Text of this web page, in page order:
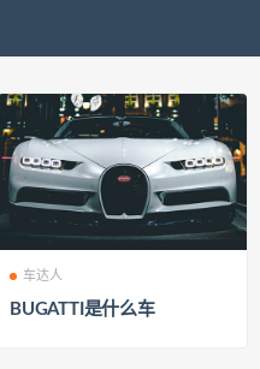
车达人
BUGATTI是什么车